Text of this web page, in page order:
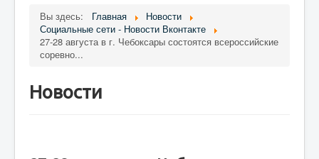
Информация Галерея О проекте
Вы здесь: Главная
Новости
Социальные сети - Новости Вконтакте
27-28 августа в г. Чебоксары состоятся всероссийские
соревно...
Новости